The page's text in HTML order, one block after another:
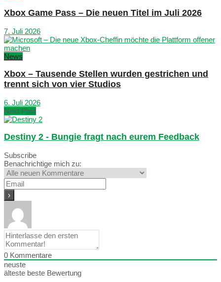
Xbox Game Pass – Die neuen Titel im Juli 2026
7. Juli 2026
News
Xbox – Tausende Stellen wurden gestrichen und
trennt sich von vier Studios
6. Juli 2026
Next Post
Destiny 2 - Bungie fragt nach eurem Feedback
Subscribe
Benachrichtige mich zu:
0 Kommentare
neuste
älteste beste Bewertung